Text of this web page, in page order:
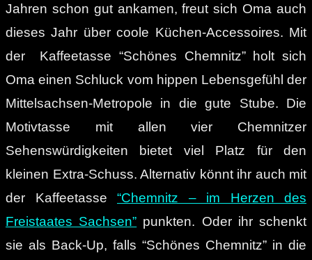
Jahren schon gut ankamen, freut sich Oma auch
dieses Jahr über coole Küchen-Accessoires. Mit
der Kaffeetasse “Schönes Chemnitz” holt sich
Oma einen Schluck vom hippen Lebensgefühl der
Mittelsachsen-Metropole in die gute Stube. Die
Motivtasse mit allen vier Chemnitzer
Sehenswürdigkeiten bietet viel Platz für den
kleinen Extra-Schuss. Alternativ könnt ihr auch mit
der Kaffeetasse “Chemnitz – im Herzen des
Freistaates Sachsen” punkten. Oder ihr schenkt
sie als Back-Up, falls “Schönes Chemnitz” in die